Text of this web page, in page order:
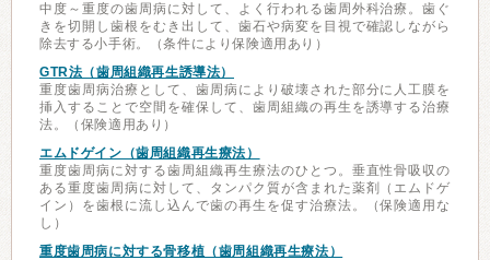
中度～重度の歯周病に対して、よく行われる歯周外科治療。歯ぐ
きを切開し歯根をむき出して、歯石や病変を目視で確認しながら
除去する小手術。（条件により保険適用あり）
GTR法（歯周組織再生誘導法）
重度歯周病治療として、歯周病により破壊された部分に人工膜を
挿入することで空間を確保して、歯周組織の再生を誘導する治療
法。（保険適用あり）
エムドゲイン（歯周組織再生療法）
重度歯周病に対する歯周組織再生療法のひとつ。垂直性骨吸収の
ある重度歯周病に対して、タンパク質が含まれた薬剤（エムドゲ
イン）を歯根に流し込んで歯の再生を促す治療法。（保険適用な
し）
重度歯周病に対する骨移植（歯周組織再生療法）